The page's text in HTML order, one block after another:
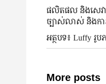
ផលិតផល និងសេវា
ច្បាស់លាស់ និងកា
អត្ថបទ៖ Luffy រូប
More posts